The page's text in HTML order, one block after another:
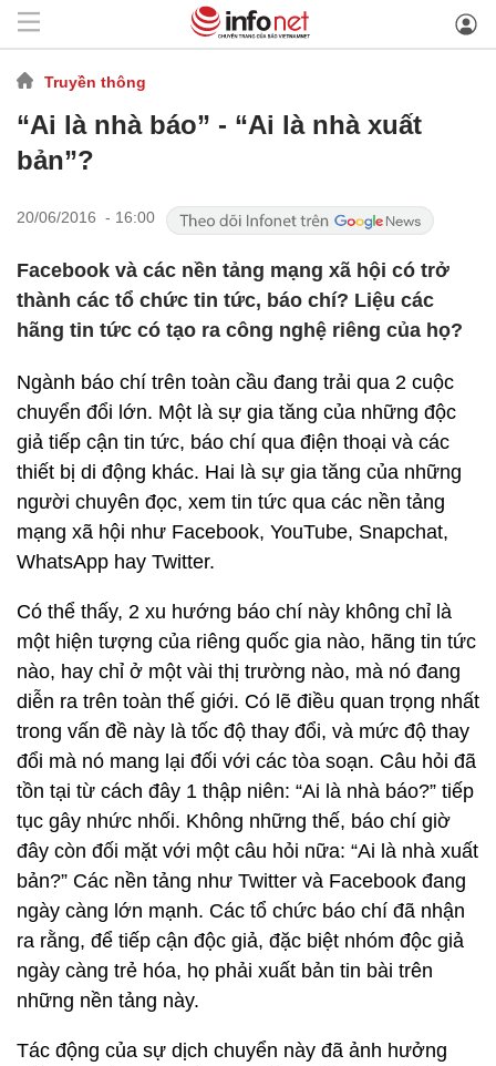
Truyền thông
“Ai là nhà báo” - “Ai là nhà xuất
bản”?
20/06/2016 - 16:00
Facebook và các nền tảng mạng xã hội có trở
thành các tổ chức tin tức, báo chí? Liệu các
hãng tin tức có tạo ra công nghệ riêng của họ?
Ngành báo chí trên toàn cầu đang trải qua 2 cuộc
chuyển đổi lớn. Một là sự gia tăng của những độc
giả tiếp cận tin tức, báo chí qua điện thoại và các
thiết bị di động khác. Hai là sự gia tăng của những
người chuyên đọc, xem tin tức qua các nền tảng
mạng xã hội như Facebook, YouTube, Snapchat,
WhatsApp hay Twitter.
Có thể thấy, 2 xu hướng báo chí này không chỉ là
một hiện tượng của riêng quốc gia nào, hãng tin tức
nào, hay chỉ ở một vài thị trường nào, mà nó đang
diễn ra trên toàn thế giới. Có lẽ điều quan trọng nhất
trong vấn đề này là tốc độ thay đổi, và mức độ thay
đổi mà nó mang lại đối với các tòa soạn. Câu hỏi đã
tồn tại từ cách đây 1 thập niên: “Ai là nhà báo?” tiếp
tục gây nhức nhối. Không những thế, báo chí giờ
đây còn đối mặt với một câu hỏi nữa: “Ai là nhà xuất
bản?” Các nền tảng như Twitter và Facebook đang
ngày càng lớn mạnh. Các tổ chức báo chí đã nhận
ra rằng, để tiếp cận độc giả, đặc biệt nhóm độc giả
ngày càng trẻ hóa, họ phải xuất bản tin bài trên
những nền tảng này.
Tác động của sự dịch chuyển này đã ảnh hưởng